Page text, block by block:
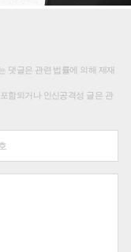
댓글은 관련 법률에 의해 제재
함되거나 인신공격성 글은 관